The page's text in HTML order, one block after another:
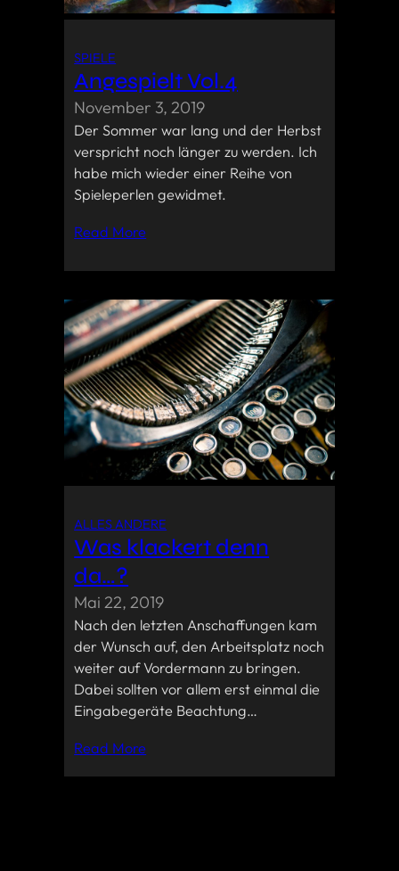
SPIELE
Angespielt Vol.4
November 3, 2019
Der Sommer war lang und der Herbst
verspricht noch länger zu werden. Ich
habe mich wieder einer Reihe von
Spieleperlen gewidmet.
Read More
ALLES ANDERE
Was klackert denn
da…?
Mai 22, 2019
Nach den letzten Anschaffungen kam
der Wunsch auf, den Arbeitsplatz noch
weiter auf Vordermann zu bringen.
Dabei sollten vor allem erst einmal die
Eingabegeräte Beachtung…
Read More